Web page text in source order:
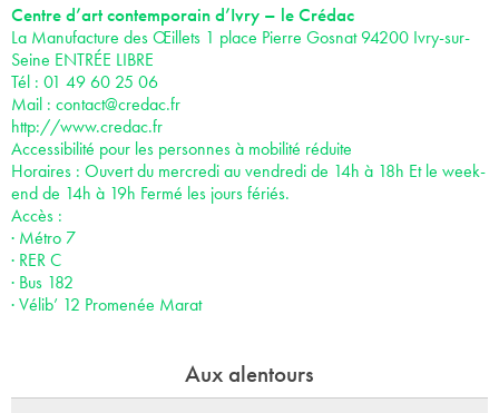
Centre d’art contemporain d’Ivry – le Crédac
La Manufacture des Œillets 1 place Pierre Gosnat 94200 Ivry-sur-
Seine ENTRÉE LIBRE
Tél : 01 49 60 25 06
Mail : contact@credac.fr
http://www.credac.fr
Accessibilité pour les personnes à mobilité réduite
Horaires : Ouvert du mercredi au vendredi de 14h à 18h Et le week-
end de 14h à 19h Fermé les jours fériés.
Accès :
· Métro 7
· RER C
· Bus 182
· Vélib’ 12 Promenée Marat
Aux alentours